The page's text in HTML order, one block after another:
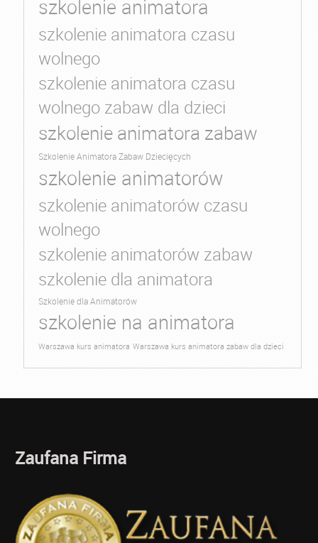
szkolenie animatora
szkolenie animatora czasu
wolnego
szkolenie animatora czasu
wolnego zabaw dla dzieci
szkolenie animatora zabaw
Szkolenie Animatora Zabaw Dziecięcych
szkolenie animatorów
szkolenie animatorów czasu
wolnego
szkolenie animatorów zabaw
szkolenie dla animatora
Szkolenie dla Animatorów
szkolenie na animatora
Warszawa kurs animatora Warszawa kurs animatora zabaw dla dzieci
Zaufana Firma